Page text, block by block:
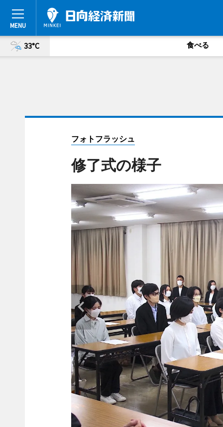
33°C 食べる
フォトフラッシュ
修了式の様子